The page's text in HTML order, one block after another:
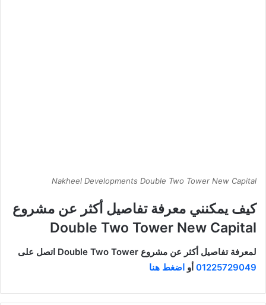
Nakheel Developments Double Two Tower New Capital
كيف يمكنني معرفة تفاصيل أكثر عن مشروع
Double Two Tower New Capital
لمعرفة تفاصيل أكثر عن مشروع Double Two Tower اتصل على
01225729049 أو اضغط هنا